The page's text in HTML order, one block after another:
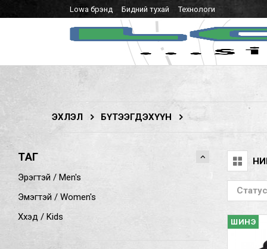
Lowa брэнд Бидний тухай Технологи
ЭХЛЭЛ БҮТЭЭГДЭХҮҮН
ТАГ
Эрэгтэй / Men's
Эмэгтэй / Women's
Хүүхэд / Kids
ШИНЭ